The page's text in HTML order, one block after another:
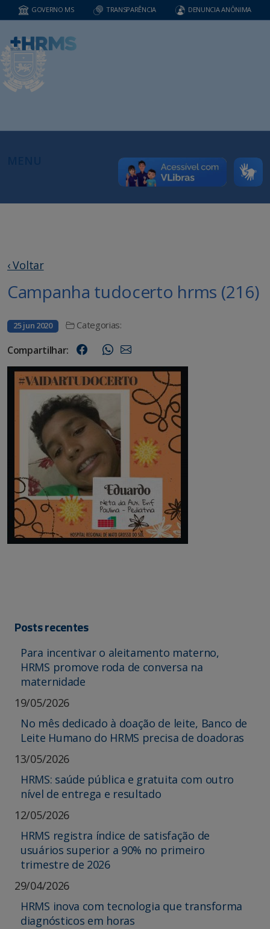
GOVERNO MS TRANSPARÊNCIA DENUNCIA ANÔNIMA
‹ Voltar
Campanha tudocerto hrms (216)
25 jun 2020 Categorias:
Compartilhar:
Posts recentes
Para incentivar o aleitamento materno,
HRMS promove roda de conversa na
maternidade
19/05/2026
No mês dedicado à doação de leite, Banco de
Leite Humano do HRMS precisa de doadoras
13/05/2026
HRMS: saúde pública e gratuita com outro
nível de entrega e resultado
12/05/2026
HRMS registra índice de satisfação de
usuários superior a 90% no primeiro
trimestre de 2026
29/04/2026
HRMS inova com tecnologia que transforma
diagnósticos em horas